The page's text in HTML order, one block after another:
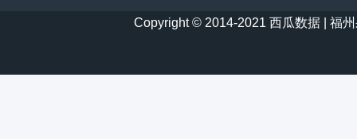
Copyright © 2014-2021 西瓜数据 | 福